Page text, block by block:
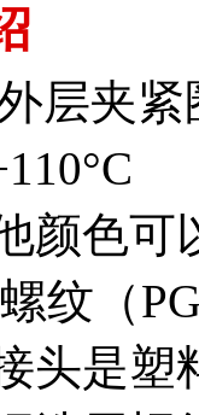
层夹
颜色可
纹（
头是塑